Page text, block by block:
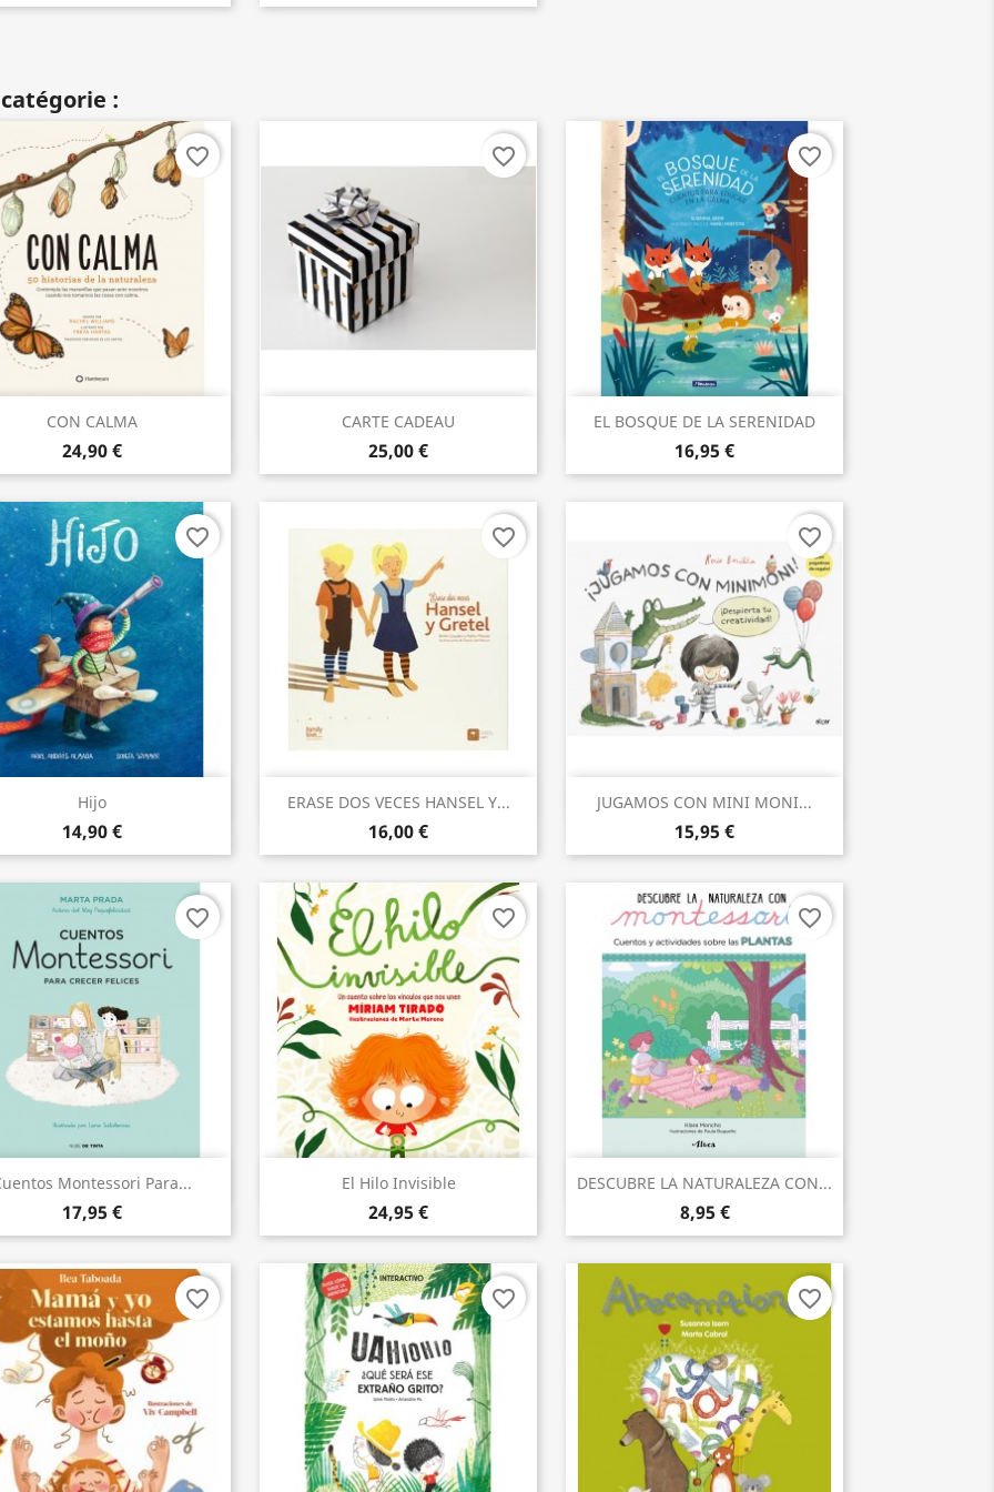
:
CON CALMA
24,90 €
Aperçu rapide
favorite_border
CARTE CADEAU
25,00 €
Aperçu rapide
favorite_border
EL BOSQUE DE LA SERENIDAD
16,95 €
Aperçu rapide
favorite_border
Hijo
14,90 €
Aperçu rapide
favorite_border
ERASE DOS VECES HANSEL Y...
16,00 €
Aperçu rapide
favorite_border
JUGAMOS CON MINI MONI...
15,95 €
Aperçu rapide
favorite_border
Montessori Para...
17,95 €
Aperçu rapide
favorite_border
El Hilo Invisible
24,95 €
Aperçu rapide
favorite_border
DESCUBRE LA NATURALEZA CON...
8,95 €
 Aperçu rapide
favorite_border
favorite_border favorite_border favorite_border